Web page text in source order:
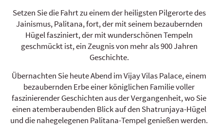
Setzen Sie die Fahrt zu einem der heiligsten Pilgerorte des
Jainismus, Palitana, fort, der mit seinem bezaubernden
Hügel fasziniert, der mit wunderschönen Tempeln
geschmückt ist, ein Zeugnis von mehr als 900 Jahren
Geschichte.
Übernachten Sie heute Abend im Vijay Vilas Palace, einem
bezaubernden Erbe einer königlichen Familie voller
faszinierender Geschichten aus der Vergangenheit, wo Sie
einen atemberaubenden Blick auf den Shatrunjaya-Hügel
und die nahegelegenen Palitana-Tempel genießen werden.